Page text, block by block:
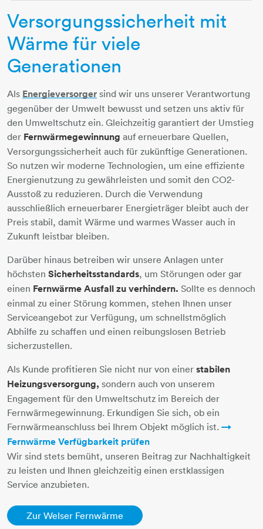
Versorgungssicherheit mit
Wärme für viele
Generationen
Als Energieversorger ​​​​​​​ sind wir uns unserer Verantwortung
gegenüber der Umwelt bewusst und setzen uns aktiv für
den Umweltschutz ein. Gleichzeitig garantiert der Umstieg
der Fernwärmegewinnung auf erneuerbare Quellen,
Versorgungssicherheit auch für zukünftige Generationen.
So nutzen wir moderne Technologien, um eine effiziente
Energienutzung zu gewährleisten und somit den CO2-
Ausstoß zu reduzieren. Durch die Verwendung
ausschließlich erneuerbarer Energieträger bleibt auch der
Preis stabil, damit Wärme und warmes Wasser auch in
Zukunft leistbar bleiben.
Darüber hinaus betreiben wir unsere Anlagen unter
höchsten Sicherheitsstandards, um Störungen oder gar
einen Fernwärme Ausfall zu verhindern. Sollte es dennoch
einmal zu einer Störung kommen, stehen Ihnen unser
Serviceangebot zur Verfügung, um schnellstmöglich
Abhilfe zu schaffen und einen reibungslosen Betrieb
sicherzustellen.
Als Kunde profitieren Sie nicht nur von einer stabilen
Heizungsversorgung, sondern auch von unserem
Engagement für den Umweltschutz im Bereich der
Fernwärmegewinnung. Erkundigen Sie sich, ob ein
Fernwärmeanschluss bei Ihrem Objekt möglich ist.
Fernwärme Verfügbarkeit prüfen
Wir sind stets bemüht, unseren Beitrag zur Nachhaltigkeit
zu leisten und Ihnen gleichzeitig einen erstklassigen
Service anzubieten.​​​​​​​
​​​​​​​Zur Welser Fernwärme